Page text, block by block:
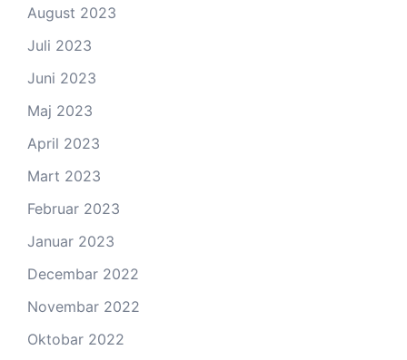
August 2023
Juli 2023
Juni 2023
Maj 2023
April 2023
Mart 2023
Februar 2023
Januar 2023
Decembar 2022
Novembar 2022
Oktobar 2022